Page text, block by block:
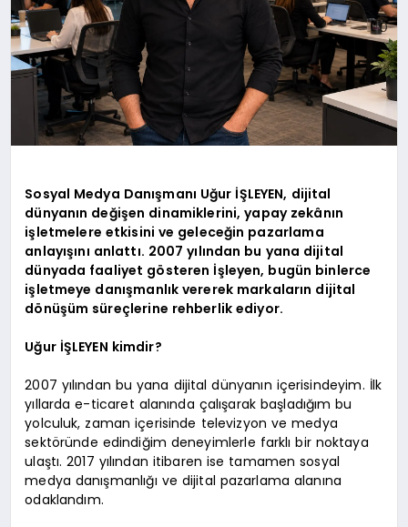
MALATYA HABERLERI
Sosyal Medya Danışmanı Uğur İŞLEYEN, dijital
dünyanın değişen dinamiklerini, yapay zekânın
işletmelere etkisini ve geleceğin pazarlama
anlayışını anlattı. 2007 yılından bu yana dijital
dünyada faaliyet gösteren İşleyen, bugün binlerce
işletmeye danışmanlık vererek markaların dijital
dönüşüm süreçlerine rehberlik ediyor.
Uğur İŞLEYEN kimdir?
2007 yılından bu yana dijital dünyanın içerisindeyim. İlk
yıllarda e-ticaret alanında çalışarak başladığım bu
yolculuk, zaman içerisinde televizyon ve medya
sektöründe edindiğim deneyimlerle farklı bir noktaya
ulaştı. 2017 yılından itibaren ise tamamen sosyal
medya danışmanlığı ve dijital pazarlama alanına
odaklandım.